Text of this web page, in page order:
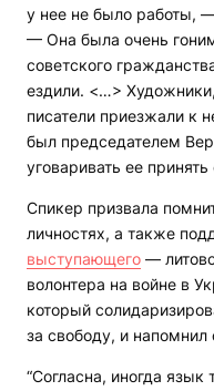
у нее не было работы,
— Она была очень
советского
ездили. <…>
писатели приезжали к
был председателем
уговаривать ее
Спикер призвала
личностях, а также
выступающего —
волонтера на войне в
который
за свободу, и
“Согласна, иногда